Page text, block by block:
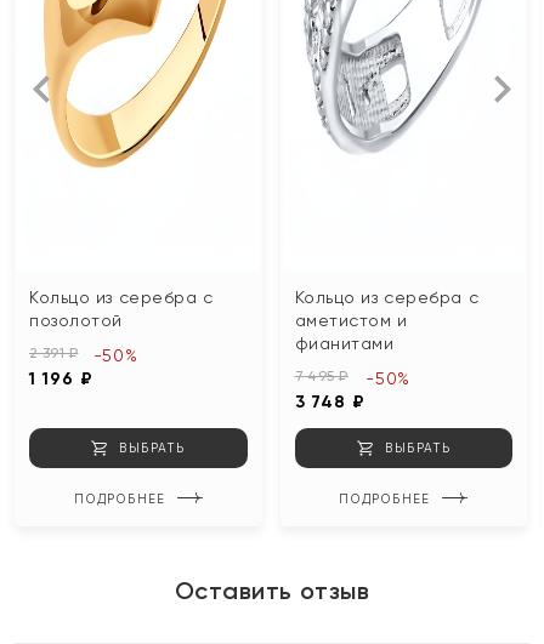
Кольцо из серебра с
позолотой
2 391 ₽
1 196 ₽
-50%
ВЫБРАТЬ
ПОДРОБНЕЕ
Кольцо из серебра с
аметистом и
фианитами
7 495 ₽
3 748 ₽
-50%
ВЫБРАТЬ
ПОДРОБНЕЕ
Оставить отзыв